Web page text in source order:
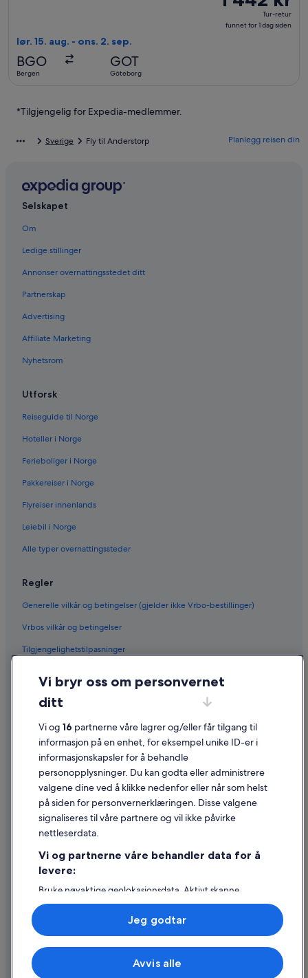
Tur-
retur,
Tur-retur
funnet for 1 dag siden
lør. 15. aug. - ons. 2. sep.
BGO
Bergen
GOT
Göteborg
*Tilgjengelig for Expedia-medlemmer.
Sverige Fly til Anderstorp Planlegg reisen din
Selskapet
Om
Ledige stillinger
Annonser overnattingsstedet ditt
Partnerskap
Advertising
Affiliate Marketing
Nyhetsrom
Utforsk
Reiseguide til Norge
Hoteller i Norge
Ferieboliger i Norge
Pakkereiser i Norge
Flyreiser innenlands
Leiebil i Norge
Alle typer overnattingssteder
Regler
Generelle vilkår og betingelser (gjelder ikke Vrbo-bestillinger)
Vrbos vilkår og betingelser
Tilgjengelighetstilpasninger
Juridisk informasjon / kontakt oss
Retningslinjer for innhold og rapportering av innhold
Hjelp
Kontakt oss
Avbestille eller endre bestillingen
Refusjonsprosessen og tidsrammer for refusjon
Internasjonale reisedokumenter
© 2026 Expedia, Inc., et Expedia Group-selskap. Med enerett. Expedia
Vi bryr oss om personvernet
ditt
Vi og 16 partnerne våre lagrer og/eller får tilgang til
informasjon på en enhet, for eksempel unike ID-er i
informasjonskapsler for å behandle
personopplysninger. Du kan godta eller administrere
valgene dine ved å klikke nedenfor eller når som helst
på siden for personvernerklæringen. Disse valgene
signaliseres til våre partnere og vil ikke påvirke
nettleserdata.
Vi og partnerne våre behandler data for å
levere:
Bruke nøyaktige geolokasjonsdata. Aktivt skanne
enhetsegenskaper for identifikasjon. Lagre og/eller få
tilgang til informasjon på en enhet. Personlig tilpasset
annonsering og innhold, annonsering- og
innholdsmåling, publikumsundersøkelser og
tjenesteutvikling.
Liste over partnere (leverandører)
Avvis alle
Jeg godtar